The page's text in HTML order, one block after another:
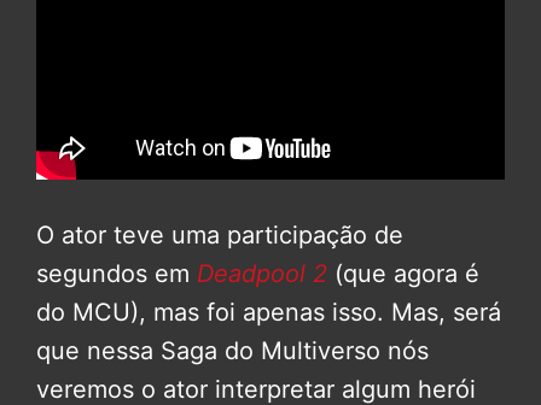
O ator teve uma participação de
segundos em Deadpool 2 (que agora é
do MCU), mas foi apenas isso. Mas, será
que nessa Saga do Multiverso nós
veremos o ator interpretar algum herói